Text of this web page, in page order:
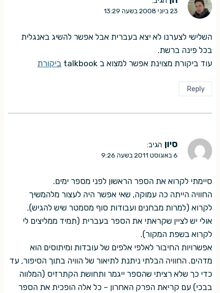
23 ביוני 2008 בשעה 13:29
השלישי לצערנו לא יצא בעברית אבל אפשר להשיג באנגלית
בכל פינה ברשת.
עוד ביקורת מצוינת אפשר למצוא ב talkbook
ביקורת
Reply
סיון הגיב:
6 באוגוסט 2011 בשעה 9:26
סיימתי לקרוא את הספר הראשון לפני מספר ימים.
החוויה הייתה כה עמוקה, שאי אפשר היה לעצור מלהמשיך
לקרוא (למרות מבחנים ועבודות סוף מסמטר שיש להגיש).
אולי יש לציין שקראתי את הספר בעברית (תמיד ממליצים לי
לקרוא בשפת המקור).
אפשרויות החיבור לאלפי אלפים של עובדות ומיתוסים הוא
מדהים. החוויה הבלתי ניתנת לתיאור של הוויה בתוך הסיפור, עד
כדי כך שלא רציתי שהספר ייגמר ותחושת הקתרזיס (המלווה
בבכי) עם קריאת הפרק האחרון – כל אלה הופכית את הספר